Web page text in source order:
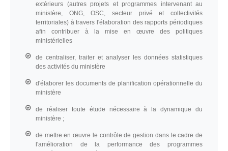
extérieurs (autres projets et programmes intervenant au
ministère, ONG, OSC, secteur privé et collectivités
territoriales) à travers l'élaboration des rapports périodiques
afin contribuer à la mise en œuvre des politiques
ministérielles
de centraliser, traiter et analyser les données statistiques
des activités du ministère
d'élaborer les documents de planification opérationnelle du
ministère
de réaliser toute étude nécessaire à la dynamique du
ministère ;
de mettre en œuvre le contrôle de gestion dans le cadre de
l'amélioration de la performance des programmes